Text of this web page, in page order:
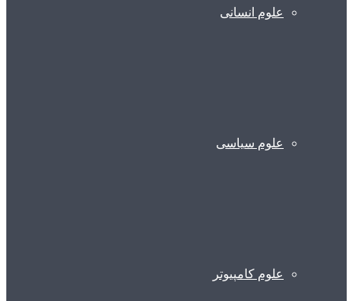
علوم انسانی
علوم سیاسی
علوم کامپیوتر